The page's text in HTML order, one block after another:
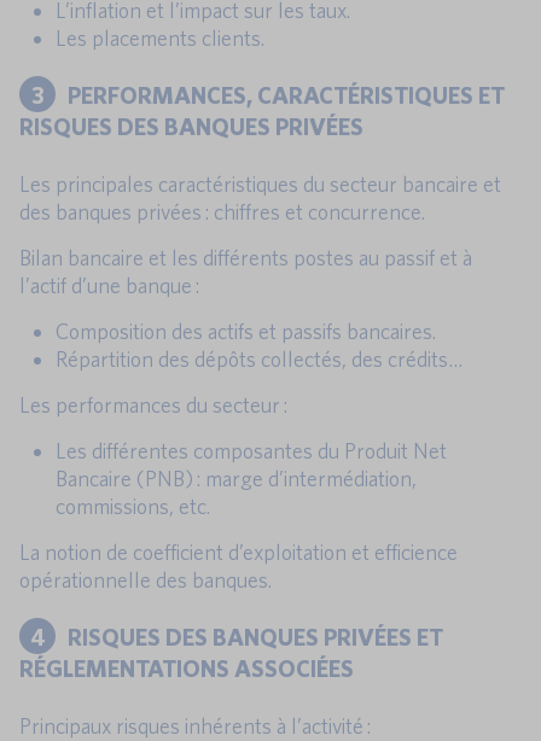
L’inflation et l’impact sur les taux.
Les placements clients.
3
PERFORMANCES, CARACTÉRISTIQUES ET
RISQUES DES BANQUES PRIVÉES
Les principales caractéristiques du secteur bancaire et
des banques privées : chiffres et concurrence.
Bilan bancaire et les différents postes au passif et à
l’actif d’une banque :
Composition des actifs et passifs bancaires.
Répartition des dépôts collectés, des crédits…
Les performances du secteur :
Les différentes composantes du Produit Net
Bancaire (PNB) : marge d’intermédiation,
commissions, etc.
La notion de coefficient d’exploitation et efficience
opérationnelle des banques.
4
RISQUES DES BANQUES PRIVÉES ET
RÉGLEMENTATIONS ASSOCIÉES
Principaux risques inhérents à l’activité :